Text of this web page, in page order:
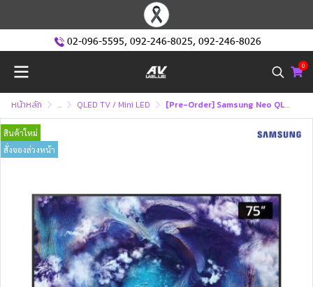
02-096-5595, 092-246-8025, 092-246-8026
0
หน้าหลัก ... QLED TV / Mini LED [Pre-Order] Samsung Neo QLED 8K TV รุ่น QA75QN900FKXXT ทีวีขนาด 75 นิ้ว QN900F Series ( 75QN900F , 75QN900 )
สินค้าใหม่
สั่งจองล่วงหน้า